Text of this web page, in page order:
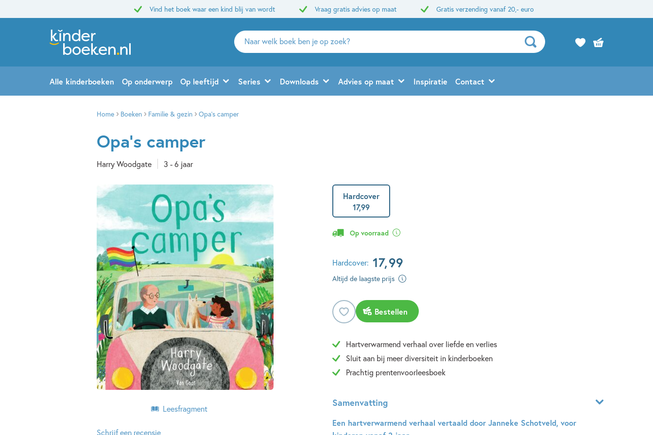
Vind het boek waar een kind blij van wordt Vraag gratis advies op maat Gratis verzending vanaf 20,- euro
Zoeken
naar
en
uitgevers
Alle kinderboeken Op onderwerp Op leeftijd Series Downloads Advies op maat Inspiratie Contact
Home Boeken Familie & gezin Opa’s camper
Opa’s camper
Harry Woodgate 3 - 6 jaar
Leesfragment
Schrijf een recensie
Hardcover
17,99
Op voorraad
Hardcover: 17,99
Altijd de laagste prijs
Bestellen
Hartverwarmend verhaal over liefde en verlies
Sluit aan bij meer diversiteit in kinderboeken
Prachtig prentenvoorleesboek
Samenvatting
Een hartverwarmend verhaal vertaald door Janneke Schotveld, voor